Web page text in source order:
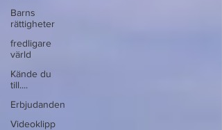
Barns
rättigheter
fredligare
värld
Kände du
till....
Erbjudanden
Videoklipp